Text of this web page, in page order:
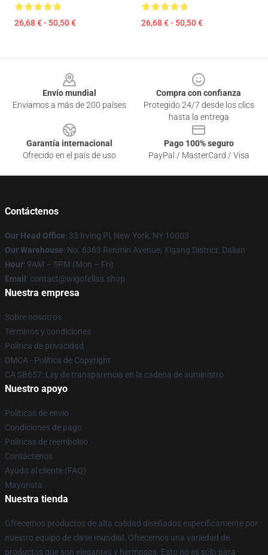
26,68 € - 50,50 € 26,68 € - 50,50 €
Envío mundial
Enviamos a más de 200 países
Compra con confianza
Protegido 24/7 desde los clics
hasta la entrega
Garantía internacional
Ofrecido en el país de uso
Pago 100% seguro
PayPal / MasterCard / Visa
Contáctenos
Our Head Office: 33 Irving Pl, New York, NY 10003
Our Warehouse: No. 6363 Renmin Avenue, Xigang District, Dalian
Hour: 9AM – 5PM (Mon – Fri)
Email : contact@wigofellas.shop
Nuestra empresa
Sobre nosotros
Términos y condiciones
Política de privacidad
DMCA - Política de Copyright
CA SB657: Ley de transparencia en la cadena de suministro
Nuestro apoyo
Políticas de envío
Condiciones de pago
Políticas de reembolso
Contáctenos
Ayuda al cliente (FAQ)
Mayorista
Nuestra tienda
Ofrecemos productos de alta calidad diseñados específicamente por
nuestro equipo de clase mundial. Ofrecemos una variedad de
productos que son elegantes y hermosos. Esto no es sólo para